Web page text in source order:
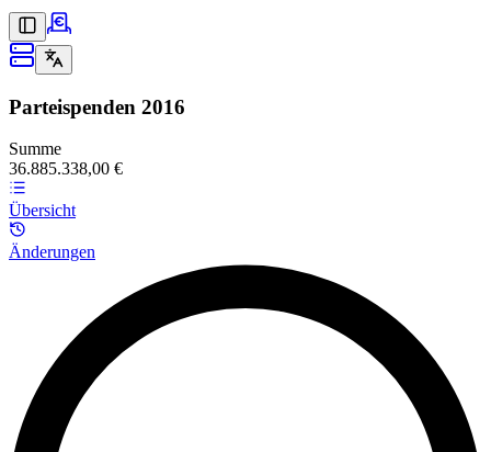
Parteispenden 2016
Summe
36.885.338,00 €
Übersicht
Änderungen